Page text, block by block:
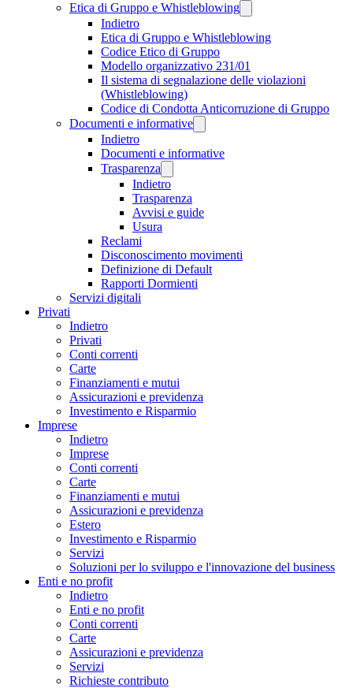
Etica di Gruppo e Whistleblowing
Indietro
Etica di Gruppo e Whistleblowing
Codice Etico di Gruppo
Modello organizzativo 231/01
Il sistema di segnalazione delle violazioni
(Whistleblowing)
Codice di Condotta Anticorruzione di Gruppo
Documenti e informative
Indietro
Documenti e informative
Trasparenza
Indietro
Trasparenza
Avvisi e guide
Usura
Reclami
Disconoscimento movimenti
Definizione di Default
Rapporti Dormienti
Servizi digitali
Privati
Indietro
Privati
Conti correnti
Carte
Finanziamenti e mutui
Assicurazioni e previdenza
Investimento e Risparmio
Imprese
Indietro
Imprese
Conti correnti
Carte
Finanziamenti e mutui
Assicurazioni e previdenza
Estero
Investimento e Risparmio
Servizi
Soluzioni per lo sviluppo e l'innovazione del business
Enti e no profit
Indietro
Enti e no profit
Conti correnti
Carte
Assicurazioni e previdenza
Servizi
Richieste contributo